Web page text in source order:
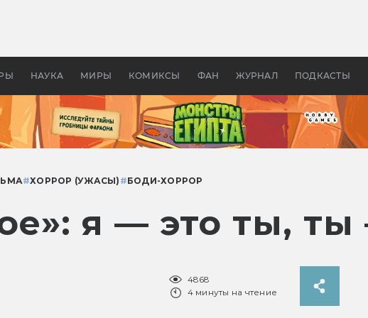
НАУКА МИРЫ КОМИКСЫ ФАН ЖУРНАЛ ПОДКАСТЫ
апокалипсис, в России —
бы «Властелина колец»
#ХОРРОР (УЖАСЫ) #БОДИ-ХОРРОР
я — это ты, ты
4868
4 минуты на чтение